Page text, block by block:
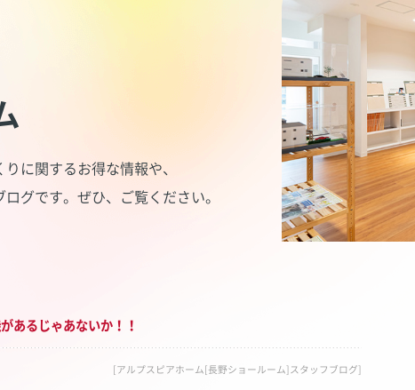
に関するお得な情報や、
ログです。ぜひ、ご覧ください。
あるじゃあないか！！
[アルプスピアホーム[長野ショールーム]スタッフブログ]